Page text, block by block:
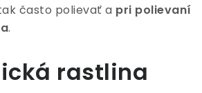
často polievať a pri polievaní
.
rastlina